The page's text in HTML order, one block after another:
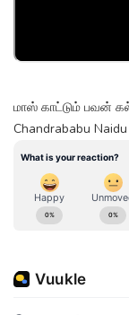
மாஸ் காட்டும் பவன்
Chandrababu